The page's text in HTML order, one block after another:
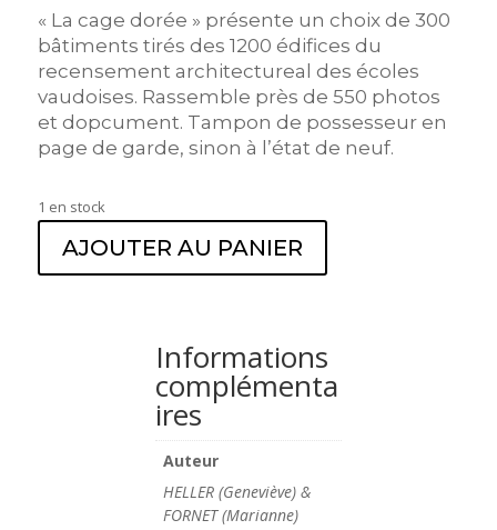
« La cage dorée » présente un choix de 300
bâtiments tirés des 1200 édifices du
recensement architectureal des écoles
vaudoises. Rassemble près de 550 photos
et dopcument. Tampon de possesseur en
page de garde, sinon à l’état de neuf.
1 en stock
AJOUTER AU PANIER
Informations
complémenta
ires
Auteur
HELLER (Geneviève) &
FORNET (Marianne)